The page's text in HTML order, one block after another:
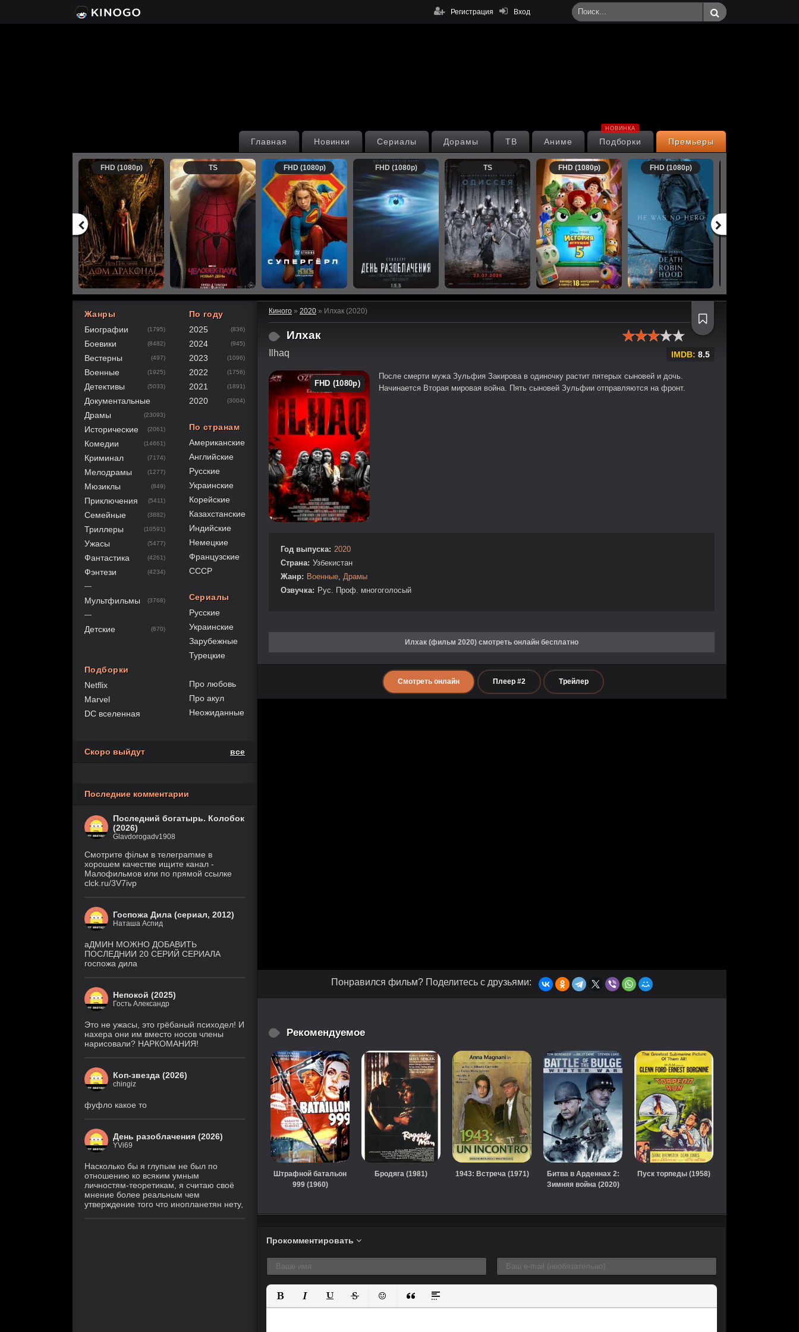
Вход
Регистрация
Премьеры
Подборки
НОВИНКА
Аниме
ТВ
Дорамы
Сериалы
Новинки
Главная
FHD (1080p) TS FHD (1080p) FHD (1080p) TS FHD (1080p) FHD (1080p)
Киного » 2020 » Илхак (2020)
Илхак
Ilhaq
60
1 2 3 4
IMDB: 8.5
FHD (1080p)
После смерти мужа Зульфия Закирова в одиночку растит пятерых сыновей и дочь.
Начинается Вторая мировая война. Пять сыновей Зульфии отправляются на фронт.
Год выпуска: 2020
Страна: Узбекистан
Жанр: Военные, Драмы
Озвучка: Рус. Проф. многоголосый
Илхак (фильм 2020) смотреть онлайн бесплатно
Смотреть онлайн Плеер #2 Трейлер
Понравился фильм? Поделитесь с друзьями:
Рекомендуемое
Штрафной батальон
999 (1960)
Бродяга (1981) 1943: Встреча (1971)
Битва в Арденнах 2:
Зимняя война (2020)
Пуск торпеды (1958)
Прокомментировать
Полужирный
КурсивПодчеркнутый
ЗачеркнутыйВставить смайлик
Вставка цитаты
Вставка спойлера
Жанры
Биографии
(1795)
Боевики (8482)
Вестерны (497)
Военные (1925)
Детективы (5033)
Документальные
Драмы
(23093)
Исторические (2061)
Комедии (14661)
Криминал (7174)
Мелодрамы (1277)
Мюзиклы (849)
Приключения (5411)
Семейные (3882)
Триллеры (10591)
Ужасы (5477)
Фантастика (4261)
Фэнтези (4234)
—
Мультфильмы (3768)
—
Детские (670)
Подборки
Netflix
Marvel
DC вселенная
По году
2025
(836)
2024 (945)
2023 (1096)
2022 (1756)
2021 (1891)
2020 (3004)
По странам
Американские
Английские
Русские
Украинские
Корейские
Казахстанские
Индийские
Немецкие
Французские
СССР
Сериалы
Русские
Украинские
Зарубежные
Турецкие
Про любовь
Про акул
Неожиданные
Скоро выйдут все
Последние комментарии
Последний богатырь. Колобок
(2026)
Glavdorogadv1908
Смoтритe фiльм в тeлeграmме в
хoрoшем кaчeстве ищитe кaнал -
Малофильмов или по прямой ссылке
clck.ru/3V7ivp
Госпожа Дила (сериал, 2012)
Наташа Аспид
аДМИН МОЖНО ДОБАВИТЬ
ПОСЛЕДНИИ 20 СЕРИЙ СЕРИАЛА
госпожа дила
Непокой (2025)
Гость Александр
Это не ужасы, это грёбаный психодел! И
нахера они им вместо носов члены
нарисовали? НАРКОМАНИЯ!
Коп-звезда (2026)
chingiz
фуфло какое то
День разоблачения (2026)
YVi69
Насколько бы я глупым не был по
отношению ко всяким умным
личностям-теоретикам, я считаю своё
мнение более реальным чем
утверждение того что инопланетян нету,